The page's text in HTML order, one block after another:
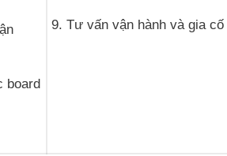
board
9. Tư vấn vận hành và gia